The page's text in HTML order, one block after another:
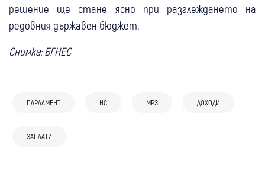
решение ще стане ясно при разглеждането на
редовния държавен бюджет.
Снимка: БГНЕС
ПАРЛАМЕНТ НС МРЗ ДОХОДИ
ЗАПЛАТИ
над 86 хил. евро
“Само“ 23 дни лятна ваканция за
България
дипломатическа слабост заради Иран:
България